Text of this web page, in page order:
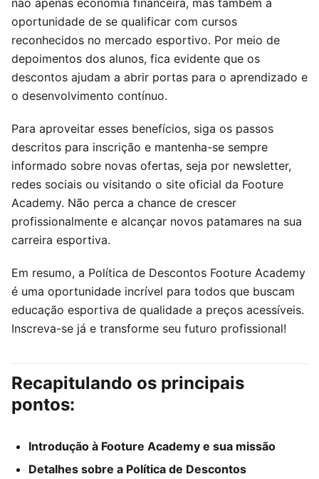
oportunidade de se qualificar com cursos
reconhecidos no mercado esportivo. Por meio de
depoimentos dos alunos, fica evidente que os
descontos ajudam a abrir portas para o aprendizado e
o desenvolvimento contínuo.
Para aproveitar esses benefícios, siga os passos
descritos para inscrição e mantenha-se sempre
informado sobre novas ofertas, seja por newsletter,
redes sociais ou visitando o site oficial da Footure
Academy. Não perca a chance de crescer
profissionalmente e alcançar novos patamares na sua
carreira esportiva.
Em resumo, a Política de Descontos Footure Academy
é uma oportunidade incrível para todos que buscam
educação esportiva de qualidade a preços acessíveis.
Inscreva-se já e transforme seu futuro profissional!
Recapitulando os principais
pontos:
Introdução à Footure Academy e sua missão
Detalhes sobre a Política de Descontos